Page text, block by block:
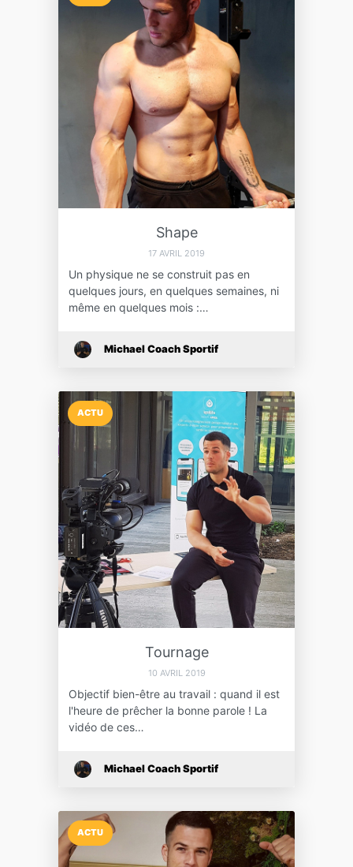
Shape
17 AVRIL 2019
Un physique ne se construit pas en
quelques jours, en quelques semaines, ni
même en quelques mois :…
Michael Coach Sportif
ACTU
Tournage
10 AVRIL 2019
Objectif bien-être au travail : quand il est
l'heure de prêcher la bonne parole ! La
vidéo de ces…
Michael Coach Sportif
ACTU